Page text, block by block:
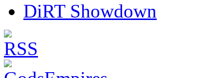
DiRT Showdown